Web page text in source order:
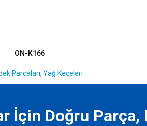
ON-K166
Parçaları, Yağ Keçeleri
İçin Doğru Parça,